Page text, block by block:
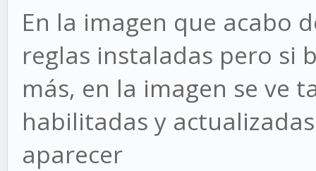
En la imagen que acabo
reglas instaladas pero si
más, en la imagen se ve
habilitadas y
aparecer